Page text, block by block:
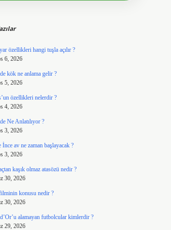
özellikleri hangi tuşla açılır ?
6, 2026
kök ne anlama gelir ?
5, 2026
özellikleri nelerdir ?
4, 2026
Ne Anlatılıyor ?
3, 2026
İnce av ne zaman başlayacak ?
3, 2026
kaşık olmaz atasözü nedir ?
30, 2026
konusu nedir ?
30, 2026
alamayan futbolcular kimlerdir ?
29, 2026